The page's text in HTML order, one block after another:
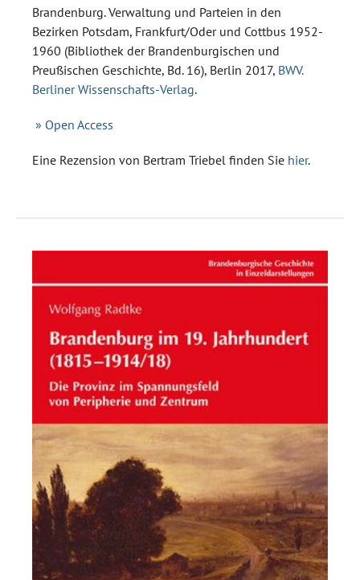
Brandenburg. Verwaltung und Parteien in den
Bezirken Potsdam, Frankfurt/Oder und Cottbus 1952-
1960 (Bibliothek der Brandenburgischen und
Preußischen Geschichte, Bd. 16), Berlin 2017, BWV.
Berliner Wissenschafts-Verlag.
» Open Access
Eine Rezension von Bertram Triebel finden Sie hier.